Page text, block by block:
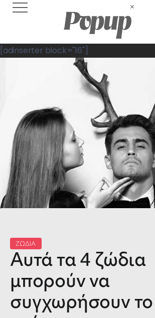
[adinserter block="16"]
ΖΩΔΙΑ
Αυτά τα 4 ζώδια
μπορούν να
συγχωρήσουν το